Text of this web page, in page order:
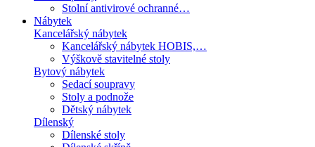
Stolní antivirové ochranné…
Nábytek
Kancelářský nábytek
Kancelářský nábytek HOBIS,…
Výškově stavitelné stoly
Bytový nábytek
Sedací soupravy
Stoly a podnože
Dětský nábytek
Dílenský
Dílenské stoly